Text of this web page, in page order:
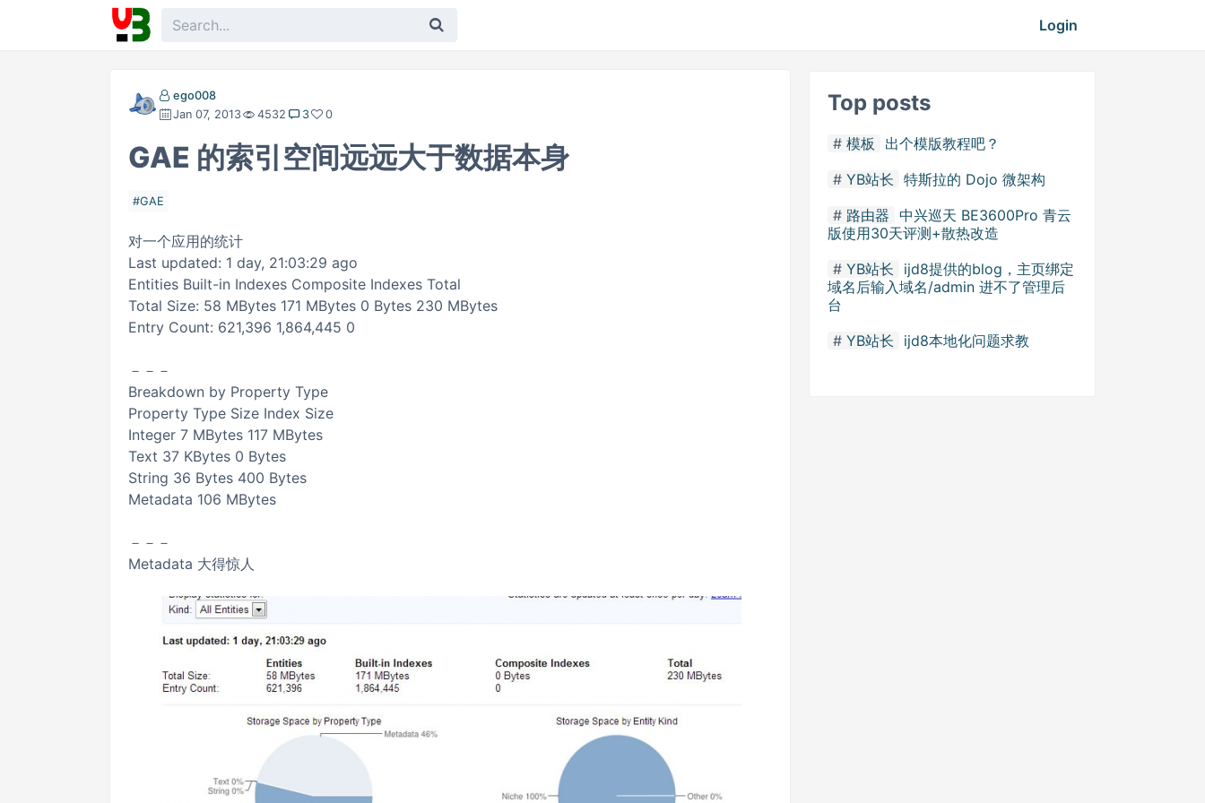
Login
ego008
Jan 07, 2013
4532 3 0
GAE 的索引空间远远大于数据本身
GAE
对一个应用的统计
Last updated: 1 day, 21:03:29 ago
Entities Built-in Indexes Composite Indexes Total
Total Size: 58 MBytes 171 MBytes 0 Bytes 230 MBytes
Entry Count: 621,396 1,864,445 0
－－－
Breakdown by Property Type
Property Type Size Index Size
Integer 7 MBytes 117 MBytes
Text 37 KBytes 0 Bytes
String 36 Bytes 400 Bytes
Metadata 106 MBytes
－－－
Metadata 大得惊人
Top posts
模板
出个模版教程吧？
YB站长 特斯拉的 Dojo 微架构
路由器 中兴巡天 BE3600Pro 青云
版使用30天评测+散热改造
YB站长
ijd8提供的blog，主页绑定
域名后输入域名/admin 进不了管理后
台
YB站长
ijd8本地化问题求教